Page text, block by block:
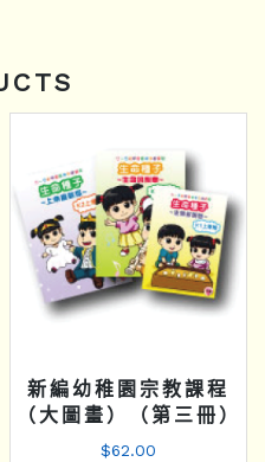
新編幼稚園宗教課程
（大圖畫）（第三冊）
$62.00